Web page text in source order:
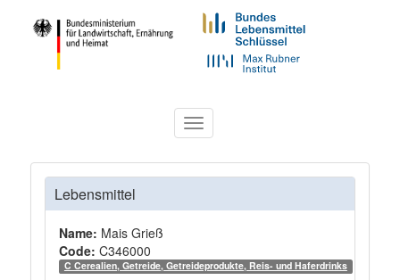
Toggle
navigation
Lebensmittel
Name: Mais Grieß
Code: C346000
C Cerealien, Getreide, Getreideprodukte, Reis- und Haferdrinks